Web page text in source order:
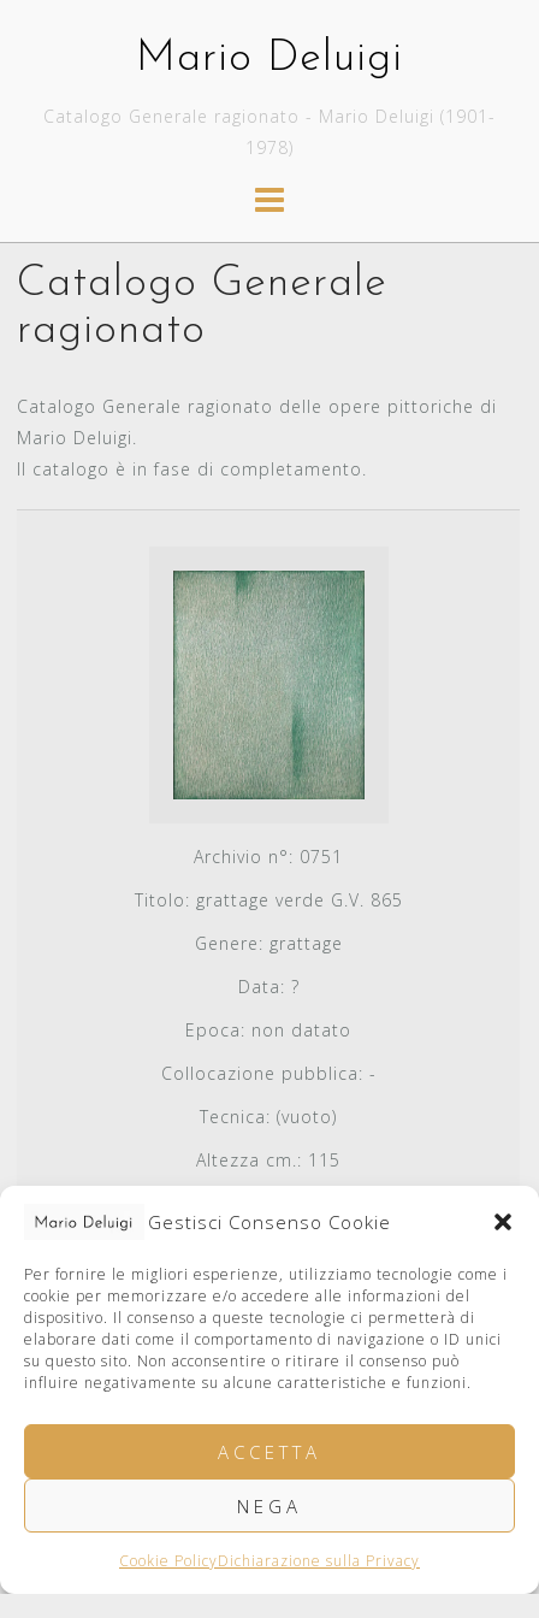
Gestisci Consenso Cookie
Per fornire le migliori esperienze, utilizziamo tecnologie come i
cookie per memorizzare e/o accedere alle informazioni del
dispositivo. Il consenso a queste tecnologie ci permetterà di
elaborare dati come il comportamento di navigazione o ID unici
su questo sito. Non acconsentire o ritirare il consenso può
influire negativamente su alcune caratteristiche e funzioni.
ACCETTA
NEGA
Cookie PolicyDichiarazione sulla Privacy
Mario Deluigi
Catalogo Generale ragionato - Mario Deluigi (1901-
1978)
Catalogo Generale
ragionato
Catalogo Generale ragionato delle opere pittoriche di
Mario Deluigi.
Il catalogo è in fase di completamento.
Archivio n°: 0751
Titolo: grattage verde G.V. 865
Genere: grattage
Data: ?
Epoca: non datato
Collocazione pubblica: -
Tecnica: (vuoto)
Altezza cm.: 115
Autenticato il:2019-01-23
Privacy Policy
Bugno Art Gallery